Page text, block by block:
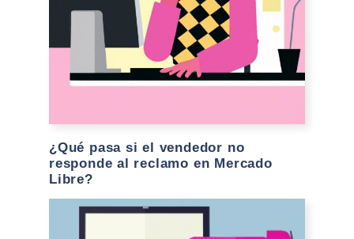
¿Qué pasa si el vendedor no
responde al reclamo en Mercado
Libre?